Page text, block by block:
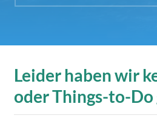
Leider haben wir
oder Things-to-Do